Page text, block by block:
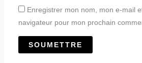
Enregistrer mon nom, mon e-mail
navigateur pour mon prochain